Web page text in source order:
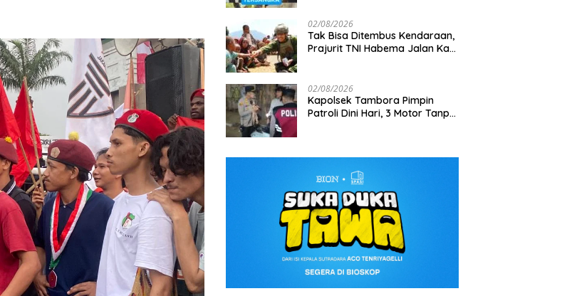
Jalanan
02/08/2026
Tak Bisa Ditembus Kendaraan,
Prajurit TNI Habema Jalan Kaki
02/08/2026
Kapolsek Tambora Pimpin
Patroli Dini Hari, 3 Motor Tanpa